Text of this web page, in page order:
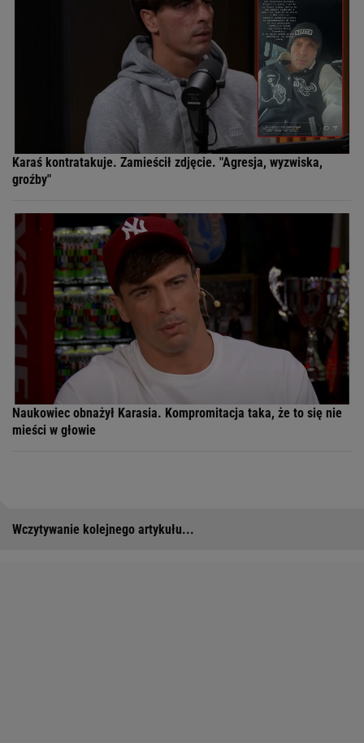
Karaś kontratakuje. Zamieścił zdjęcie. "Agresja, wyzwiska,
groźby"
Naukowiec obnażył Karasia. Kompromitacja taka, że to się nie
mieści w głowie
Wczytywanie kolejnego artykułu...